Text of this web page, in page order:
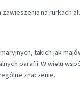
na rurkach
takich jak
parafii. W wielu
znaczenie.